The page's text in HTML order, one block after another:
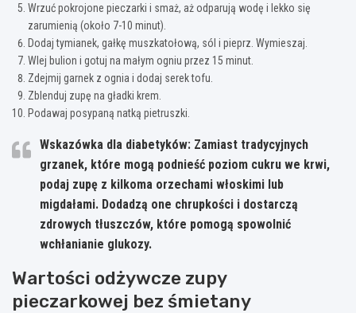
Wrzuć pokrojone pieczarki i smaż, aż odparują wodę i lekko się
zarumienią (około 7-10 minut).
Dodaj tymianek, gałkę muszkatołową, sól i pieprz. Wymieszaj.
Wlej bulion i gotuj na małym ogniu przez 15 minut.
Zdejmij garnek z ognia i dodaj serek tofu.
Zblenduj zupę na gładki krem.
Podawaj posypaną natką pietruszki.
Wskazówka dla diabetyków: Zamiast tradycyjnych
grzanek, które mogą podnieść poziom cukru we krwi,
podaj zupę z kilkoma orzechami włoskimi lub
migdałami. Dodadzą one chrupkości i dostarczą
zdrowych tłuszczów, które pomogą spowolnić
wchłanianie glukozy.
Wartości odżywcze zupy
pieczarkowej bez śmietany